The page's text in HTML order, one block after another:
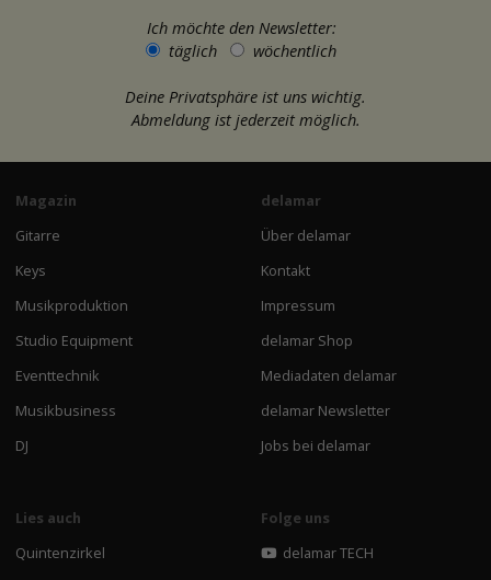
Ich möchte den Newsletter:
täglich
wöchentlich
Deine Privatsphäre ist uns wichtig.
Abmeldung ist jederzeit möglich.
Magazin
Gitarre
Keys
Musikproduktion
Studio Equipment
Eventtechnik
Musikbusiness
DJ
delamar
Über delamar
Kontakt
Impressum
delamar Shop
Mediadaten delamar
delamar Newsletter
Jobs bei delamar
Lies auch
Quintenzirkel
Folge uns
delamar TECH